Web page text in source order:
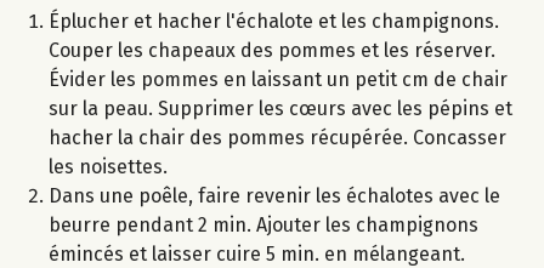
Éplucher et hacher l'échalote et les champignons.
Couper les chapeaux des pommes et les réserver.
Évider les pommes en laissant un petit cm de chair
sur la peau. Supprimer les cœurs avec les pépins et
hacher la chair des pommes récupérée. Concasser
les noisettes.
Dans une poêle, faire revenir les échalotes avec le
beurre pendant 2 min. Ajouter les champignons
émincés et laisser cuire 5 min. en mélangeant.